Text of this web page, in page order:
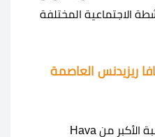
الاجتماعية المختلفة
ريزيدنس العاصمة
: النسبة الأكبر من Hava